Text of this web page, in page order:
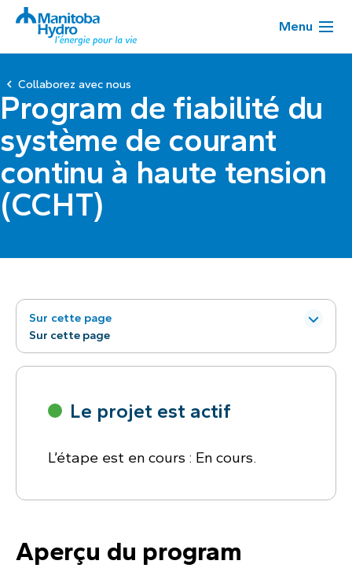
Menu
Collaborez avec nous
Program de fiabilité du
système de courant
continu à haute tension
(CCHT)
Sur cette page
Sur cette page
Le projet est actif
L’étape est en cours : En cours.
Aperçu du program